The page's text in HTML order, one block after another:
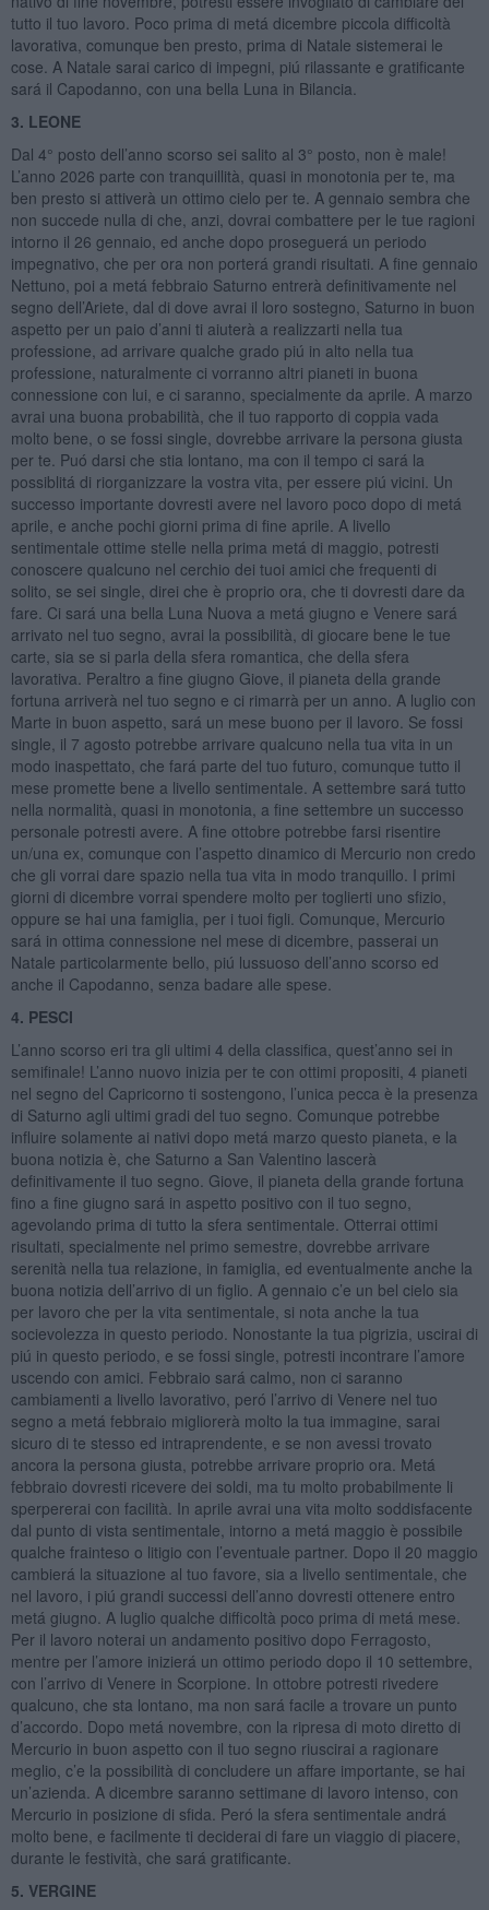
tutto il tuo lavoro. Poco prima di metá dicembre piccola difficoltà
lavorativa, comunque ben presto, prima di Natale sistemerai le
cose. A Natale sarai carico di impegni, piú rilassante e gratificante
sará il Capodanno, con una bella Luna in Bilancia.
3. LEONE
Dal 4° posto dell’anno scorso sei salito al 3° posto, non è male!
L’anno 2026 parte con tranquillità, quasi in monotonia per te, ma
ben presto si attiverà un ottimo cielo per te. A gennaio sembra che
non succede nulla di che, anzi, dovrai combattere per le tue ragioni
intorno il 26 gennaio, ed anche dopo proseguerá un periodo
impegnativo, che per ora non porterá grandi risultati. A fine gennaio
Nettuno, poi a metá febbraio Saturno entrerà definitivamente nel
segno dell’Ariete, dal di dove avrai il loro sostegno, Saturno in buon
aspetto per un paio d’anni ti aiuterà a realizzarti nella tua
professione, ad arrivare qualche grado piú in alto nella tua
professione, naturalmente ci vorranno altri pianeti in buona
connessione con lui, e ci saranno, specialmente da aprile. A marzo
avrai una buona probabilità, che il tuo rapporto di coppia vada
molto bene, o se fossi single, dovrebbe arrivare la persona giusta
per te. Puó darsi che stia lontano, ma con il tempo ci sará la
possiblitá di riorganizzare la vostra vita, per essere piú vicini. Un
successo importante dovresti avere nel lavoro poco dopo di metá
aprile, e anche pochi giorni prima di fine aprile. A livello
sentimentale ottime stelle nella prima metá di maggio, potresti
conoscere qualcuno nel cerchio dei tuoi amici che frequenti di
solito, se sei single, direi che è proprio ora, che ti dovresti dare da
fare. Ci sará una bella Luna Nuova a metá giugno e Venere sará
arrivato nel tuo segno, avrai la possibilità, di giocare bene le tue
carte, sia se si parla della sfera romantica, che della sfera
lavorativa. Peraltro a fine giugno Giove, il pianeta della grande
fortuna arriverà nel tuo segno e ci rimarrà per un anno. A luglio con
Marte in buon aspetto, sará un mese buono per il lavoro. Se fossi
single, il 7 agosto potrebbe arrivare qualcuno nella tua vita in un
modo inaspettato, che fará parte del tuo futuro, comunque tutto il
mese promette bene a livello sentimentale. A settembre sará tutto
nella normalità, quasi in monotonia, a fine settembre un successo
personale potresti avere. A fine ottobre potrebbe farsi risentire
un/una ex, comunque con l’aspetto dinamico di Mercurio non credo
che gli vorrai dare spazio nella tua vita in modo tranquillo. I primi
giorni di dicembre vorrai spendere molto per toglierti uno sfizio,
oppure se hai una famiglia, per i tuoi figli. Comunque, Mercurio
sará in ottima connessione nel mese di dicembre, passerai un
Natale particolarmente bello, piú lussuoso dell’anno scorso ed
anche il Capodanno, senza badare alle spese.
4. PESCI
L’anno scorso eri tra gli ultimi 4 della classifica, quest’anno sei in
semifinale! L’anno nuovo inizia per te con ottimi propositi, 4 pianeti
nel segno del Capricorno ti sostengono, l’unica pecca è la presenza
di Saturno agli ultimi gradi del tuo segno. Comunque potrebbe
influire solamente ai nativi dopo metá marzo questo pianeta, e la
buona notizia è, che Saturno a San Valentino lascerà
definitivamente il tuo segno. Giove, il pianeta della grande fortuna
fino a fine giugno sará in aspetto positivo con il tuo segno,
agevolando prima di tutto la sfera sentimentale. Otterrai ottimi
risultati, specialmente nel primo semestre, dovrebbe arrivare
serenità nella tua relazione, in famiglia, ed eventualmente anche la
buona notizia dell’arrivo di un figlio. A gennaio c’e un bel cielo sia
per lavoro che per la vita sentimentale, si nota anche la tua
socievolezza in questo periodo. Nonostante la tua pigrizia, uscirai di
piú in questo periodo, e se fossi single, potresti incontrare l’amore
uscendo con amici. Febbraio sará calmo, non ci saranno
cambiamenti a livello lavorativo, peró l’arrivo di Venere nel tuo
segno a metá febbraio migliorerà molto la tua immagine, sarai
sicuro di te stesso ed intraprendente, e se non avessi trovato
ancora la persona giusta, potrebbe arrivare proprio ora. Metá
febbraio dovresti ricevere dei soldi, ma tu molto probabilmente li
sperpererai con facilità. In aprile avrai una vita molto soddisfacente
dal punto di vista sentimentale, intorno a metá maggio è possibile
qualche frainteso o litigio con l’eventuale partner. Dopo il 20 maggio
cambierá la situazione al tuo favore, sia a livello sentimentale, che
nel lavoro, i piú grandi successi dell’anno dovresti ottenere entro
metá giugno. A luglio qualche difficoltà poco prima di metá mese.
Per il lavoro noterai un andamento positivo dopo Ferragosto,
mentre per l’amore inizierá un ottimo periodo dopo il 10 settembre,
con l’arrivo di Venere in Scorpione. In ottobre potresti rivedere
qualcuno, che sta lontano, ma non sará facile a trovare un punto
d’accordo. Dopo metá novembre, con la ripresa di moto diretto di
Mercurio in buon aspetto con il tuo segno riuscirai a ragionare
meglio, c’e la possibilità di concludere un affare importante, se hai
un’azienda. A dicembre saranno settimane di lavoro intenso, con
Mercurio in posizione di sfida. Peró la sfera sentimentale andrá
molto bene, e facilmente ti deciderai di fare un viaggio di piacere,
durante le festività, che sará gratificante.
5. VERGINE